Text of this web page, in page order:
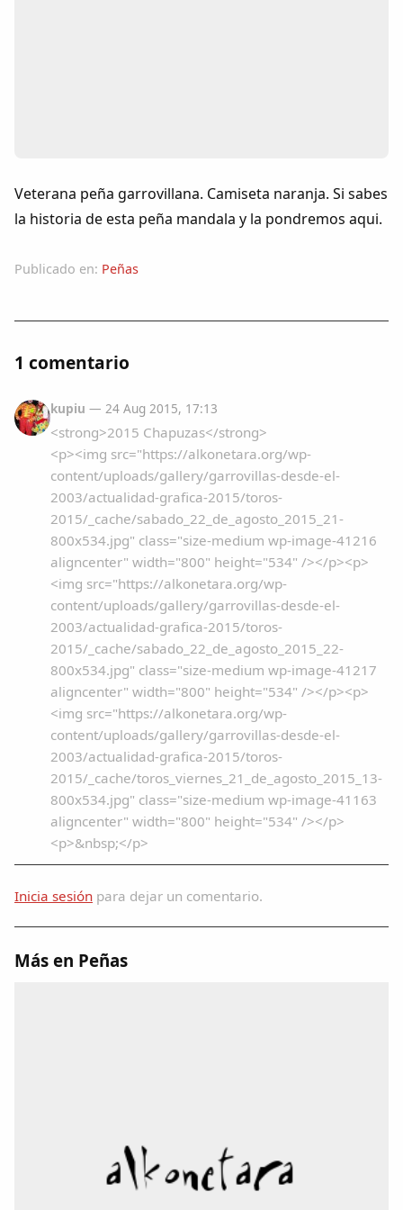
Foros
Idiosincrasia
Traductor
Dichos
Cancionero Local
Apodos
Peñas
La palra
Modo oscuro
Veterana peña garrovillana. Camiseta naranja. Si sabes
la historia de esta peña mandala y la pondremos aqui.
Publicado en: Peñas
1 comentario
kupiu — 24 Aug 2015, 17:13
<strong>2015 Chapuzas</strong>
<p><img src="https://alkonetara.org/wp-
content/uploads/gallery/garrovillas-desde-el-
2003/actualidad-grafica-2015/toros-
2015/_cache/sabado_22_de_agosto_2015_21-
800x534.jpg" class="size-medium wp-image-41216
aligncenter" width="800" height="534" /></p><p>
<img src="https://alkonetara.org/wp-
content/uploads/gallery/garrovillas-desde-el-
2003/actualidad-grafica-2015/toros-
2015/_cache/sabado_22_de_agosto_2015_22-
800x534.jpg" class="size-medium wp-image-41217
aligncenter" width="800" height="534" /></p><p>
<img src="https://alkonetara.org/wp-
content/uploads/gallery/garrovillas-desde-el-
2003/actualidad-grafica-2015/toros-
2015/_cache/toros_viernes_21_de_agosto_2015_13-
800x534.jpg" class="size-medium wp-image-41163
aligncenter" width="800" height="534" /></p>
<p>&nbsp;</p>
Inicia sesión para dejar un comentario.
Más en Peñas